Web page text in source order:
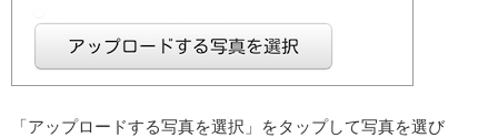
「アップロードする写真を選択」をタップして写真を選び